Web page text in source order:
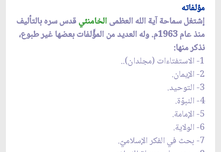
مؤلفاته
إشتغل سماحة آية الله العظمىالخامنئيقدس سره بالتأليف
منذ عام 1963م. وله العديد من المؤَّلفات بعضها غير طبوع،
نذكر منها:
1- الاستفتاءات (مجلدان)..
2- الإيمان.
3- التوحيد.
4- النبوّة.
5- الإمامة.
6- الولاية.
7- بحث في الفكر الإسلاميّ.